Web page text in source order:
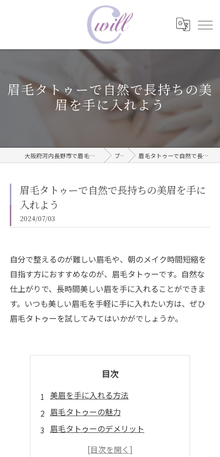
眉毛タトゥーで自然で長持ちの美
眉を手に入れよう
大阪府河内長野市で眉毛タトゥーならwill care サロン ブログ 眉毛タトゥーで自然で長持ちの美眉を手に入れよう
眉毛タトゥーで自然で長持ちの美眉を手に
入れよう
2024/07/03
自分で整えるのが難しい眉毛や、朝のメイク時間短縮を
目指す方におすすめなのが、眉毛タトゥーです。自然な
仕上がりで、長時間美しい眉を手に入れることができま
す。いつも美しい眉毛を手軽に手に入れたい方は、ぜひ
眉毛タトゥーを試してみてはいかがでしょうか。
目次
美眉を手に入れる方法
眉毛タトゥーの魅力
眉毛タトゥーのデメリット
眉毛タトゥーのメリット